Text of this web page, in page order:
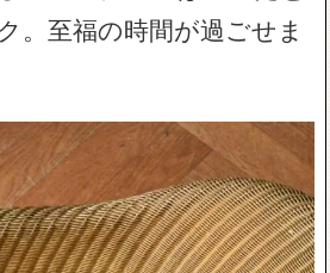
。至福の時間が過ごせま